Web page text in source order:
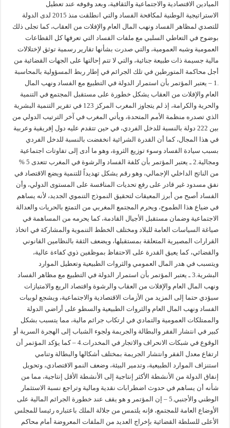
الميادين الاقتصادية والاجتماعية والثقافية، وبعد وقوفه عند تعطيل
الاستراتيجية الوطنية لمكافحة الفساد والتي انطلقت منذ 2015 لدى الدولة
للتصدي لمظاهر الفساد ونهب المال العام والإفلات من العقاب، كما تجلى ذلك
بوضوح في التعاطي السلبي مع ملفات الفساد التي تعرفها كل القطاعات
العمومية وشبه العمومية، والتي صدرت بشأنها تقارير رسمية توثق لإختلالات
مالية جسيمة ذات طبيعة جنائية، والتي لا تتم إحالتها على الجهات القضائية من
أجل محاكمة المتورطين في تلك الجرائم في إطار ربط المسؤولية بالمحاسبة
.1 – يعتبر المؤتمر بأن استمرار الدولة في التطبيع مع الفساد ونهب المال
العام والإفلات من العقاب يشكل خطورة على مستقبل المجتمع في التنمية
والحرية والكرامة، إذ لم يتجاوز المغرب المركز 123 في تقرير التنمية البشرية
الذي تصدره منظمة الأمم المتحدة، ويأتي المغرب في آخر الترتيب الدولي من
بين 222 دولة بالنسبة للدخل الفردي، في حين تتقدم عليه دول إفريقية وعربية
في هذا المجال، كما أن القدرة الشرائية انخفضت بالنسبة للدخل الفردي
بسبب سيادة الفساد وسوء توزيع الثروة، وهو ما أدى إلى تفاوتات اجتماعية
ومجالية.2 ـ يعتبر المؤتمر بأن كلفة الفساد والرشوة في المغرب تتعدى 5 %
من الناتج الداخلي الإجمالي، وهو رقم يشكل تهديداً للتنمية ويضع الاقتصاد في
نفق مسدود غير قادر على رفع تحديات المنافسة على المستوى الدولي، وأن
الفساد أصبح من أبرز المعيقات لتحقيق النموذج التنموي الجديد، لأنه يساهم
في ضياع هذا الطموح، ويحرم المجتمع المغربي من التمتع بالحريات والعدالة
الاجتماعية وضمان مستقبل الأجيال القادمة، كما يحرمه من المساهمة في
صياغة السياسات العامة للبلاد ومختلف الخطط التنموية والمشاركة في اتخاذ
القرارات المصيرية المتعلقة بمستقبلها، ويضعف الثقة بالنظامين القانوني
والقضائي، كما يعيق القدرة على الاحتفاظ بموظفين ذوي كفاءة عالية،
ويتسبب في هدر المال العمومي والثروات الطبيعية وتعطيل الموارد
البشرية.3 ـ يعتبر المؤتمر بأن استمرار الدولة في التطبيع مع مظاهر الفساد
ونهب المال العام والإفلات من العقاب والرشوة واقتصاد الريع والامتيازات
سيؤدي حتما إلى المزيد من الأزمات الاقتصادية والاجتماعية، ويشجع لوبيات
الفساد ونهب المال العام والثروات الطبيعية والسطو على أراضي الدولة
والممتلكات العمومية والتمادي في ارتكاب جرائم مالية، مما يتسبب بشكل
كبير في انتشار الفقر والبطالة والجريمة ولجوء الشباب إلى الهجرة السرية أو
الوقوع في شبكات الانحراف والاتجار في المخدرات.4 – كما يؤكد المؤتمر أن
ارتفاع معدل الفقر وانتشار الجريمة بمختلف أشكالها والبطالة وتنامي
استنزاف الموارد الطبيعية، وتدمير البيئة، وضعف النمو الاقتصادي، وتحويل
إنفاق الدولة من الأنشطة الأكثر إنتاجية إلى الأنشطة الأقل إنتاجية، مما من
شأنه أن يساهم في حدوث اضطرابات نقدية ومالية وتراجع نسبة الاستثمار
الوطني والأجنبي.5 – إن المؤتمر و هو يقف عند خطورة الجرائم المالية على
الأوضاع العامة للمجتمع، فإنه يلتمس من جلالة الملك باعتباره رئيسا للمجلس
الأعلى للسلطة القضائية بإخراج العديد من الملفات المعروضة أمام محاكم